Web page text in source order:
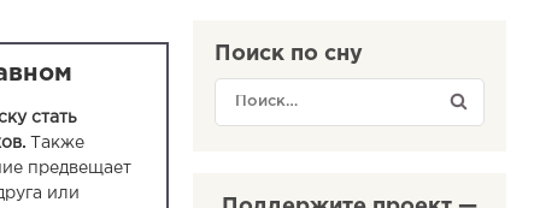
стать
Также
предвещает
или
Поиск по сну